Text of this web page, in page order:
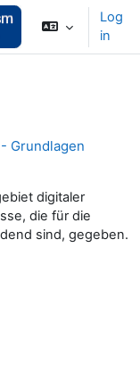
Log
in
Grundlagen
digitaler
die für die
sind, gegeben.